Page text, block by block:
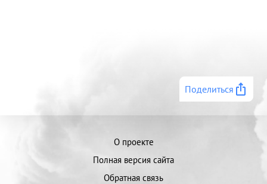
Поделиться
О проекте
Полная версия сайта
Обратная связь